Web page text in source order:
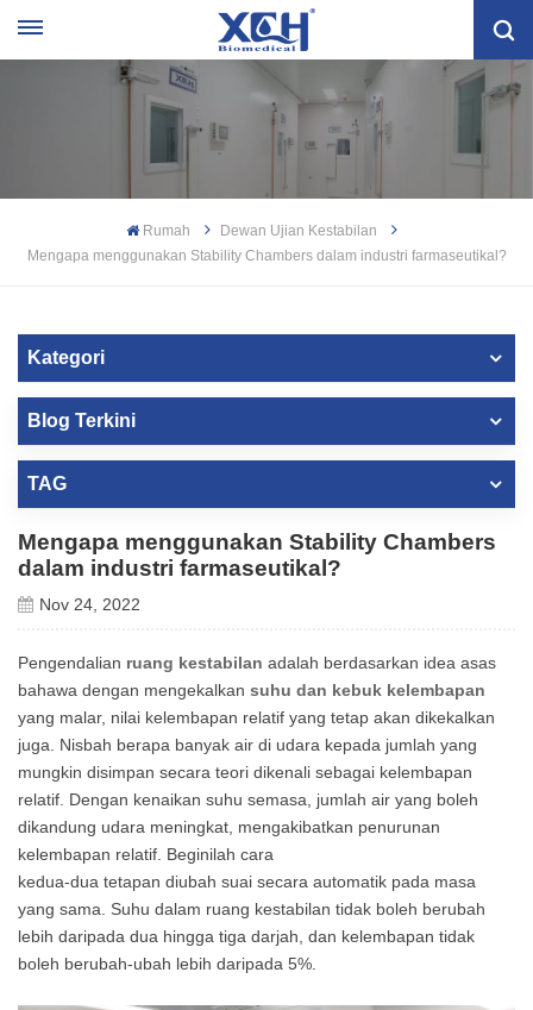
Rumah
Dewan Ujian Kestabilan
Mengapa menggunakan Stability Chambers dalam industri farmaseutikal?
Kategori
Blog Terkini
TAG
Mengapa menggunakan Stability Chambers
dalam industri farmaseutikal?
Nov 24, 2022
Pengendalian ruang kestabilan adalah berdasarkan idea asas
bahawa dengan mengekalkan suhu dan kebuk kelembapan
yang malar, nilai kelembapan relatif yang tetap akan dikekalkan
juga. Nisbah berapa banyak air di udara kepada jumlah yang
mungkin disimpan secara teori dikenali sebagai kelembapan
relatif. Dengan kenaikan suhu semasa, jumlah air yang boleh
dikandung udara meningkat, mengakibatkan penurunan
kelembapan relatif. Beginilah cara
kedua-dua tetapan diubah suai secara automatik pada masa
yang sama. Suhu dalam ruang kestabilan tidak boleh berubah
lebih daripada dua hingga tiga darjah, dan kelembapan tidak
boleh berubah-ubah lebih daripada 5%.